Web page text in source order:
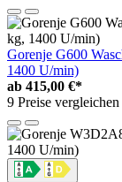
Gorenje G600
1400 U/min)
ab 415,00 €*
9 Preise vergleichen